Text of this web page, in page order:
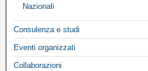
Nazionali
Consulenza e studi
Eventi organizzati
Collaborazioni